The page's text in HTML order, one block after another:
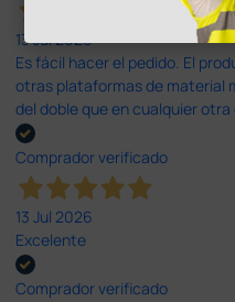
13 Jul 2026
Es fácil hacer el pedido. El
otras plataformas de material
del doble que en cualquier
Comprador verificado
13 Jul 2026
Excelente
Comprador verificado